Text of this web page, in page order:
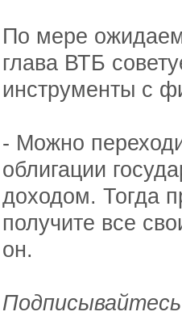
По мере
глава ВТБ
инструменты с
- Можно
облигации
доходом. Тогда
получите все
он.